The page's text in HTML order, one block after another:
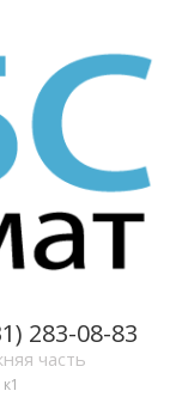
283-08-83
часть